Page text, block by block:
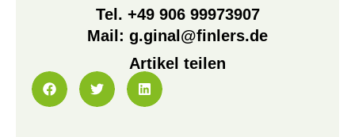
Tel. +49 906 99973907
Mail: g.ginal@finlers.de
Artikel teilen